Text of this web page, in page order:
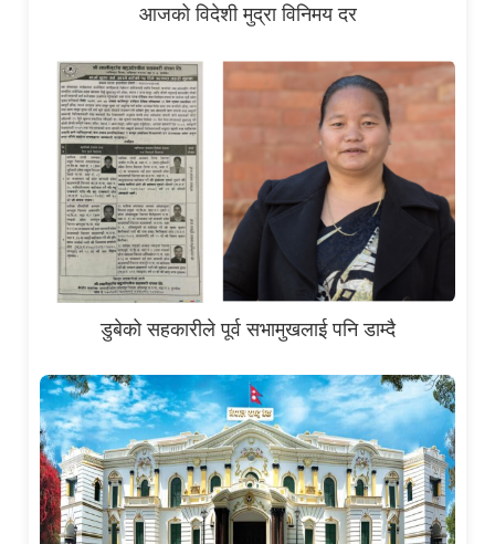
आजको विदेशी मुद्रा विनिमय दर
डुबेको सहकारीले पूर्व सभामुखलाई पनि डाम्दै